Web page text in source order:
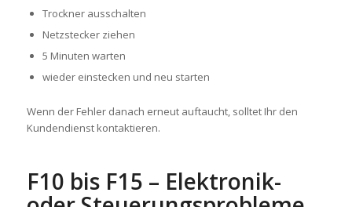
Trockner ausschalten
Netzstecker ziehen
5 Minuten warten
wieder einstecken und neu starten
Wenn der Fehler danach erneut auftaucht, solltet Ihr den
Kundendienst kontaktieren.
F10 bis F15 – Elektronik-